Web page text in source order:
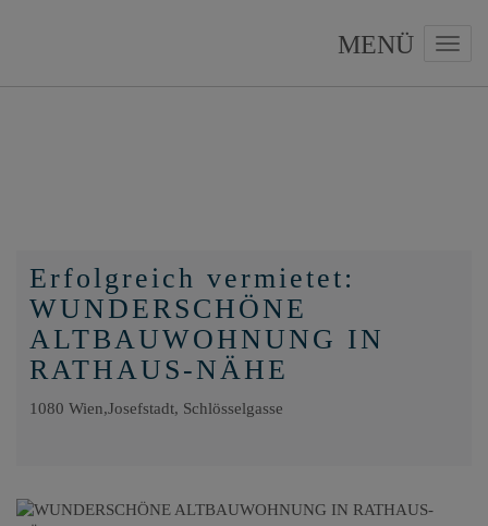
Erfolgreich vermietet:
WUNDERSCHÖNE
ALTBAUWOHNUNG IN
RATHAUS-NÄHE
1080 Wien,Josefstadt, Schlösselgasse